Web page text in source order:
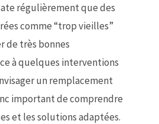
régulièrement que des
comme “trop vieilles”
de très bonnes
à quelques interventions
un remplacement
important de comprendre
et les solutions adaptées.